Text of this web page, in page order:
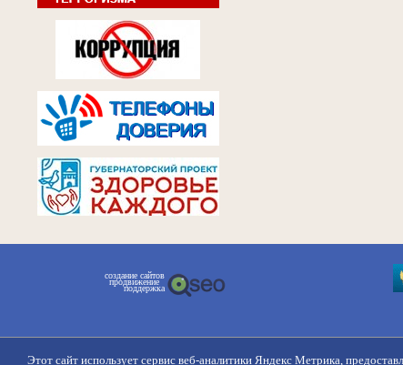
создание сайтов
продвижение
поддержка
Этот сайт использует сервис веб-аналитики Яндекс Метрика,